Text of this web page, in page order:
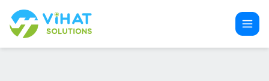
đến
phần